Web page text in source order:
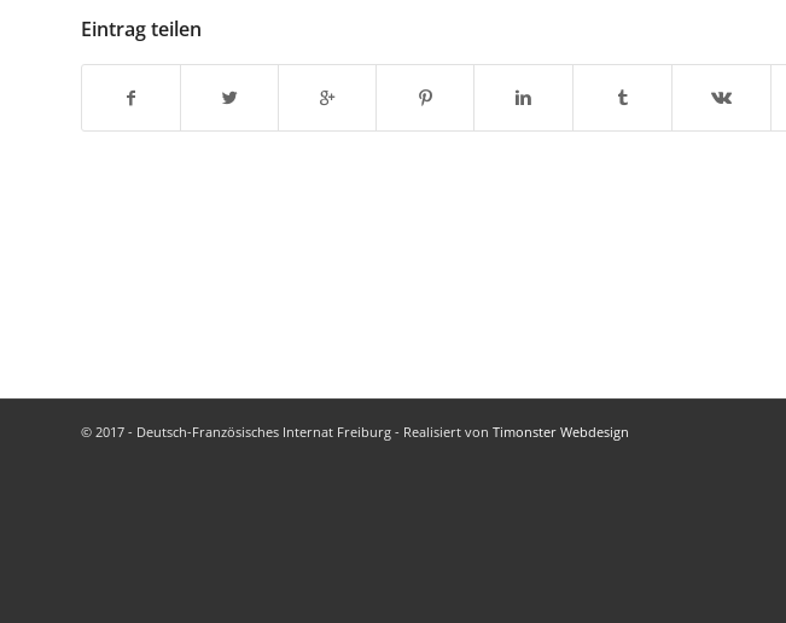
Eintrag teilen
© 2017 - Deutsch-Französisches Internat Freiburg - Realisiert von Timonster Webdesign